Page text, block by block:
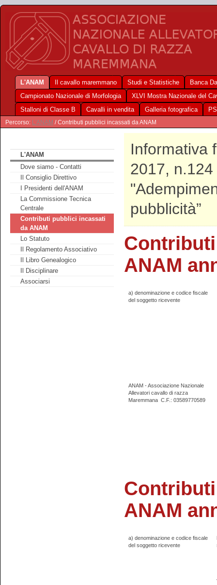
L'ANAM Il cavallo maremmano Studi e Statistiche
Banca
Campionato Nazionale di Morfologia
XLVI Mostra Nazionale del
Stalloni di Classe B
Cavalli in vendita Galleria fotografica
Percorso: L'ANAM / Contributi pubblici incassati da ANAM
L'ANAM
Dove siamo - Contatti
Il Consiglio Direttivo
I Presidenti dell'ANAM
La Commissione Tecnica
Centrale
Contributi pubblici incassati
da ANAM
Lo Statuto
Il Regolamento Associativo
Il Libro Genealogico
Il Disciplinare
Associarsi
Informativa
2017,
pubblicità”
ANAM
a) denominazione e codice fiscale
del soggetto ricevente
ANAM - Associazione Nazionale
Allevatori cavallo di razza
Maremmana C.F.: 03589770589
ANAM
a) denominazione e codice fiscale
del soggetto ricevente